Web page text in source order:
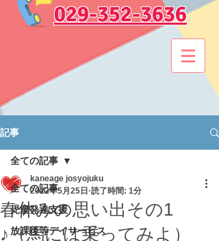
​029-352-3636
記事
全ての記事
児童発達支援
放課後等デイサービス
全ての記事
春休みの思い出その1
♪（馬には乗ってみよ）
kaneage josyojuku
2022年5月25日 読了時間: 1分